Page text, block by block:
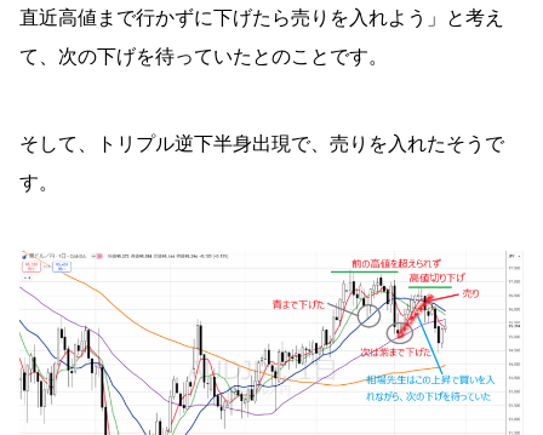
直近高値まで行かずに下げたら売りを入れよう」と考え
て、次の下げを待っていたとのことです。
そして、トリプル逆下半身出現で、売りを入れたそうで
す。